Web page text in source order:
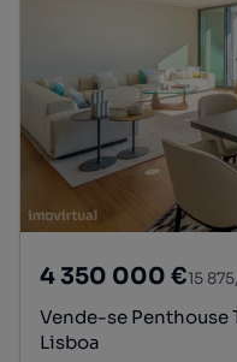
4 350 000 €15
Vende-se Penthouse
Lisboa